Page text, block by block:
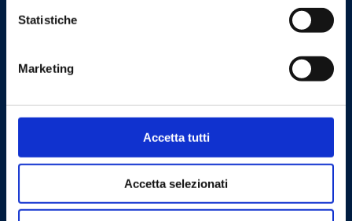
Statistiche
Marketing
Accetta tutti
Accetta selezionati
Cookie Policy Privacy Policy
Contattaci